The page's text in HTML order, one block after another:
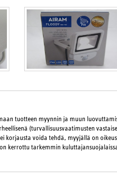
tuotteen myynnin ja muun
(turvallisuusvaatimusten
korjausta voida tehdä, myyjällä on oikeus
kerrottu tarkemmin